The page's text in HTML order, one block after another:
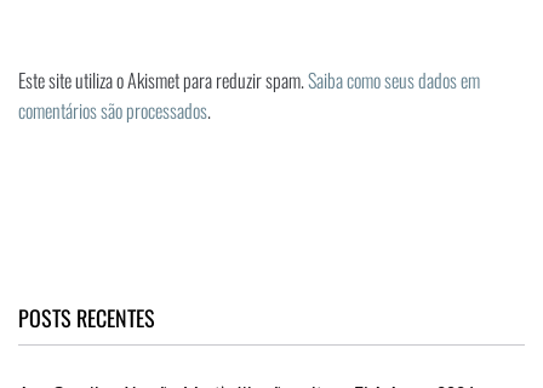
Este site utiliza o Akismet para reduzir spam.Saiba como seus dados em
comentários são processados.
POSTS RECENTES